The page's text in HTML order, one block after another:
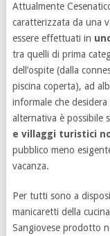
Attualmente
caratterizzata da una
essere effettuati in
tra quelli di prima
dell’ospite (dalla
piscina coperta), ad
informale che
alternativa è possibile
e villaggi turistici
pubblico meno
vacanza.
Per tutti sono a
manicaretti della
Sangiovese prodotto